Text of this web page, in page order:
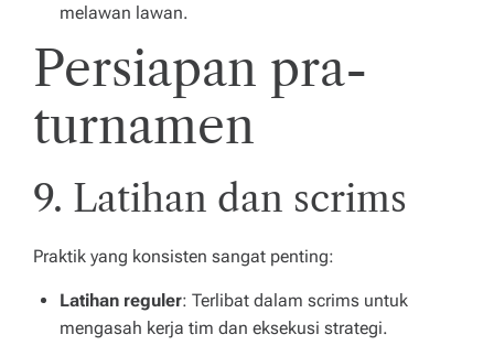
melawan lawan.
Persiapan pra-
turnamen
9. Latihan dan scrims
Praktik yang konsisten sangat penting:
Latihan reguler: Terlibat dalam scrims untuk
mengasah kerja tim dan eksekusi strategi.